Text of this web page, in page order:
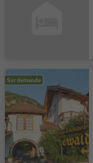
Sur demande